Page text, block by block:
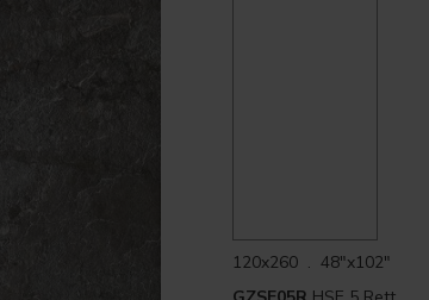
120x260 . 48"x102"